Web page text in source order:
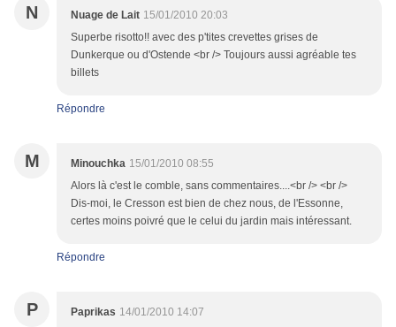
N Nuage de Lait 15/01/2010 20:03
Superbe risotto!! avec des p'tites crevettes grises de
Dunkerque ou d'Ostende <br /> Toujours aussi agréable tes
billets
Répondre
M Minouchka 15/01/2010 08:55
Alors là c'est le comble, sans commentaires....<br /> <br />
Dis-moi, le Cresson est bien de chez nous, de l'Essonne,
certes moins poivré que le celui du jardin mais intéressant.
Répondre
P Paprikas 14/01/2010 14:07